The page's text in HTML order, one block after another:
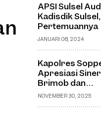
APSI Sulsel
Kadisdik
Pertemuannya
JANUARI 08, 2024
Kapolres
Apresiasi
Brimob dan
NOVEMBER 30, 2025